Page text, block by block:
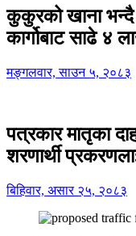
कुकुरको खाना भन्दै
कार्गोबाट साढे ४
मङ्गलवार, साउन ५, २०८३
पत्रकार मातृका
शरणार्थी
बिहिवार, असार २५, २०८३